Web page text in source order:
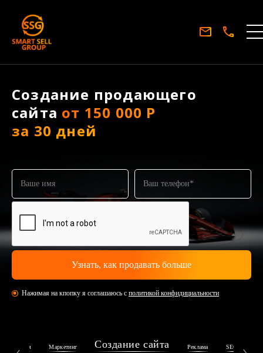
Создание продающего
сайта от 150 000 Р
за 30 дней
Нажимая на кпопку я соглашаюсь с политикой конфидициальности
Репутация Маркетинг Создание сайта Реклама SEO